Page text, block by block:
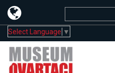
Select Language ▼